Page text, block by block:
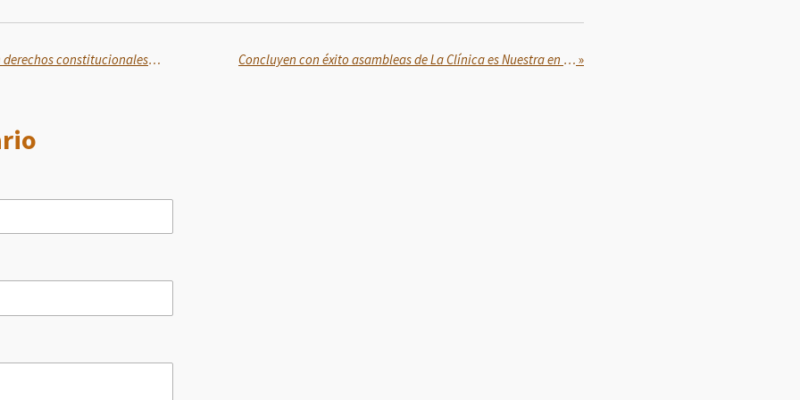
Los Programas de Bienestar son derechos constitucionales: Ariadna Montiel Concluyen con éxito asambleas de La Clínica es Nuestra en 565 unidades del ISSSTE: Martí Batres »